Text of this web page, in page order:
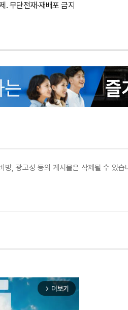
무단전재·재배포 금지
arrow_forward_ios 더보기